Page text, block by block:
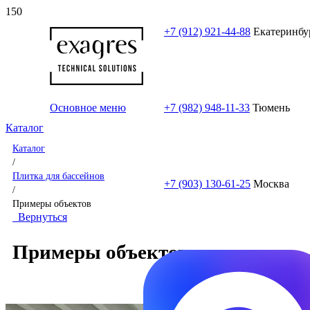
+7 (912) 921-44-88
+7 (982) 948-11-33 Тюмень
+7 (903) 130-61-25 Москва
Основное меню
Каталог
Каталог
/
Плитка для бассейнов
/
Примеры объектов
Вернуться
Примеры объектов